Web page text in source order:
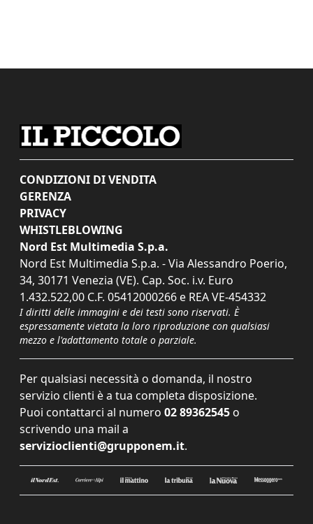
CONDIZIONI DI VENDITA
GERENZA
PRIVACY
WHISTLEBLOWING
Nord Est Multimedia S.p.a.
Nord Est Multimedia S.p.a. - Via Alessandro Poerio,
34, 30171 Venezia (VE). Cap. Soc. i.v. Euro
1.432.522,00 C.F. 05412000266 e REA VE-454332
I diritti delle immagini e dei testi sono riservati. È
espressamente vietata la loro riproduzione con qualsiasi
mezzo e l'adattamento totale o parziale.
Per qualsiasi necessità o domanda, il nostro
servizio clienti è a tua completa disposizione.
Puoi contattarci al numero 02 89362545 o
scrivendo una mail a
servizioclienti@grupponem.it.